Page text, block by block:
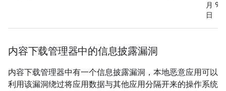
月 9
日
内容下载管理器中的信息披露漏洞
内容下载管理器中有一个信息披露漏洞，本地恶意应用可以
利用该漏洞绕过将应用数据与其他应用分隔开来的操作系统